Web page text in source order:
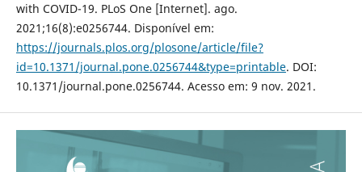
with COVID-19. PLoS One [Internet]. ago.
2021;16(8):e0256744. Disponível em:
https://journals.plos.org/plosone/article/file?
id=10.1371/journal.pone.0256744&type=printable. DOI:
10.1371/journal.pone.0256744. Acesso em: 9 nov. 2021.